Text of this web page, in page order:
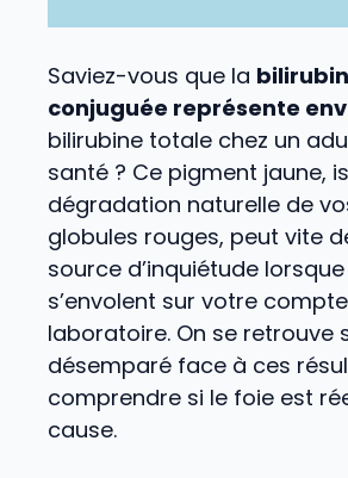
Saviez-vous que la
conjuguée représente
bilirubine totale chez un
santé ? Ce pigment jaune,
dégradation naturelle de
globules rouges, peut vite
source d’inquiétude
s’envolent sur votre
laboratoire. On se retrouve
désemparé face à ces
comprendre si le foie est
cause.